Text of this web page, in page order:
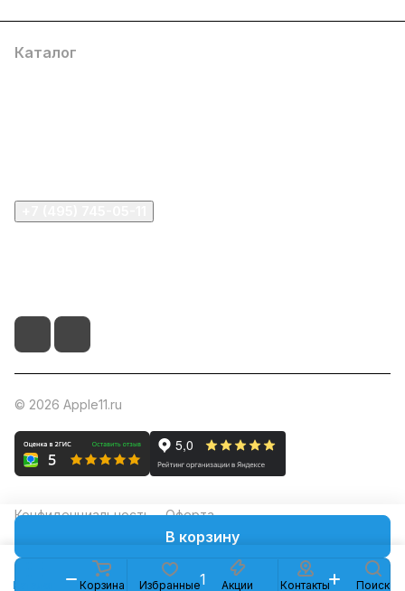
В корзину
Каталог Корзина Избранные Акции Контакты Поиск
Каталог
© 2026 Apple11.ru
Конфиденциальность Оферта